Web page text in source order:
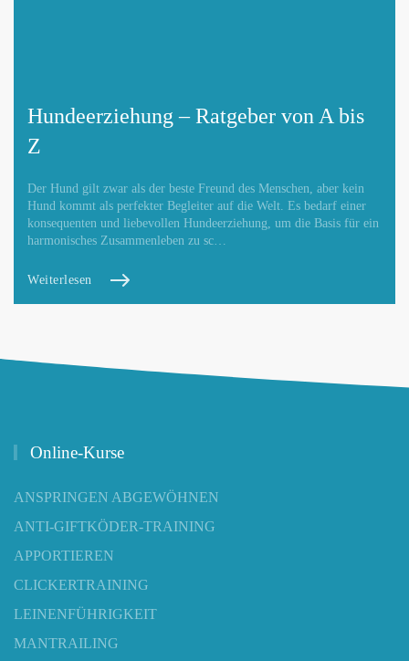
Hundeerziehung – Ratgeber von A bis
Z
Der Hund gilt zwar als der beste Freund des Menschen, aber kein
Hund kommt als perfekter Begleiter auf die Welt. Es bedarf einer
konsequenten und liebevollen Hundeerziehung, um die Basis für ein
harmonisches Zusammenleben zu sc…
Weiterlesen
Online-Kurse
ANSPRINGEN ABGEWÖHNEN
ANTI-GIFTKÖDER-TRAINING
APPORTIEREN
CLICKERTRAINING
LEINENFÜHRIGKEIT
MANTRAILING